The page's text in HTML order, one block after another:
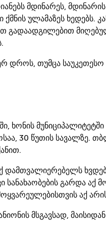
მდინარეს,
ულამაზეს ხედებს.
გადაადგილებით
დროს, თუმცა საუკეთესო
ხონის
30 წუთის სავალზე.
დამთვალიერებელს
სანახაობების გარდა აქ
აქ
მსგავსად,